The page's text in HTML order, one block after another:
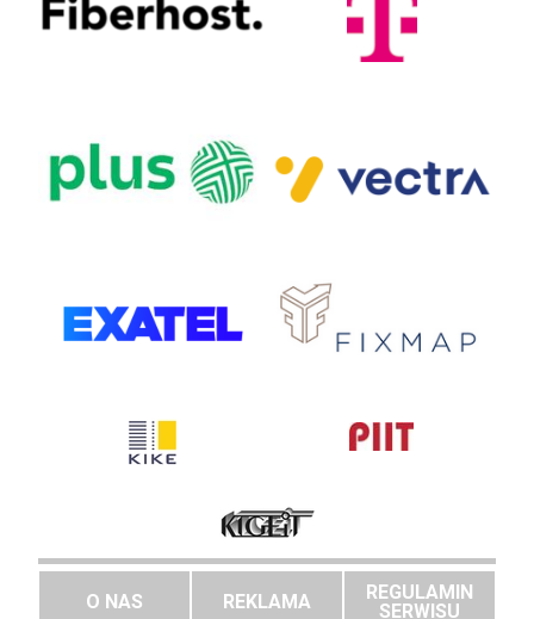
O NAS REKLAMA
REGULAMIN
SERWISU